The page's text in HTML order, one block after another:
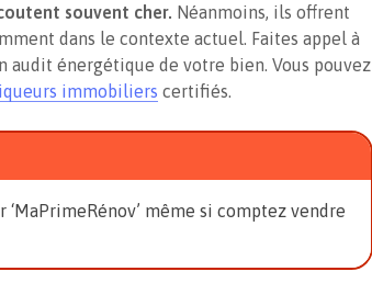
souvent cher. Néanmoins, ils offrent
dans le contexte actuel. Faites appel à
énergétique de votre bien. Vous pouvez
immobiliers certifiés.
même si comptez vendre